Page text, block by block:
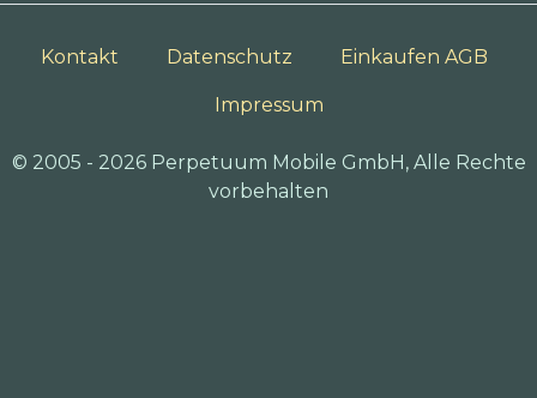
Kontakt Datenschutz Einkaufen AGB
Impressum
© 2005 - 2026 Perpetuum Mobile GmbH, Alle Rechte
vorbehalten